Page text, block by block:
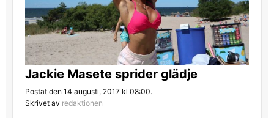
Jackie Masete sprider glädje
Postat den 14 augusti, 2017 kl 08:00.
Skrivet av redaktionen